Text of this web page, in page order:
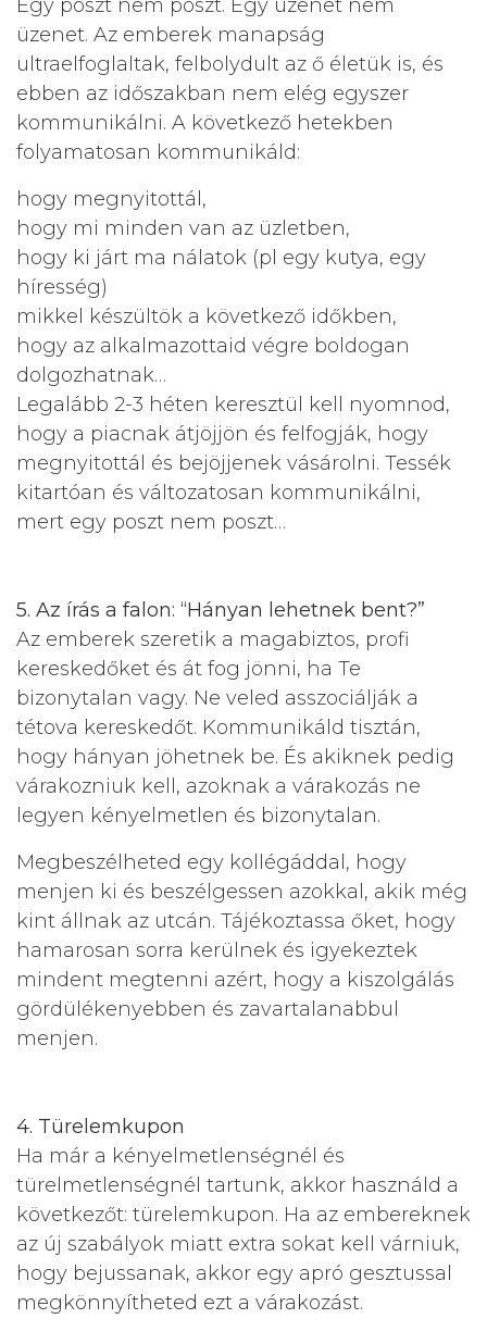
Egy poszt nem poszt. Egy üzenet nem
üzenet. Az emberek manapság
ultraelfoglaltak, felbolydult az ő életük is, és
ebben az időszakban nem elég egyszer
kommunikálni. A következő hetekben
folyamatosan kommunikáld:
hogy megnyitottál,
hogy mi minden van az üzletben,
hogy ki járt ma nálatok (pl egy kutya, egy
híresség)
mikkel készültök a következő időkben,
hogy az alkalmazottaid végre boldogan
dolgozhatnak…
Legalább 2-3 héten keresztül kell nyomnod,
hogy a piacnak átjöjjön és felfogják, hogy
megnyitottál és bejöjjenek vásárolni. Tessék
kitartóan és változatosan kommunikálni,
mert egy poszt nem poszt…
5. Az írás a falon: “Hányan lehetnek bent?”
Az emberek szeretik a magabiztos, profi
kereskedőket és át fog jönni, ha Te
bizonytalan vagy. Ne veled asszociálják a
tétova kereskedőt. Kommunikáld tisztán,
hogy hányan jöhetnek be. És akiknek pedig
várakozniuk kell, azoknak a várakozás ne
legyen kényelmetlen és bizonytalan.
Megbeszélheted egy kollégáddal, hogy
menjen ki és beszélgessen azokkal, akik még
kint állnak az utcán. Tájékoztassa őket, hogy
hamarosan sorra kerülnek és igyekeztek
mindent megtenni azért, hogy a kiszolgálás
gördülékenyebben és zavartalanabbul
menjen.
4. Türelemkupon
Ha már a kényelmetlenségnél és
türelmetlenségnél tartunk, akkor használd a
következőt: türelemkupon. Ha az embereknek
az új szabályok miatt extra sokat kell várniuk,
hogy bejussanak, akkor egy apró gesztussal
megkönnyítheted ezt a várakozást.